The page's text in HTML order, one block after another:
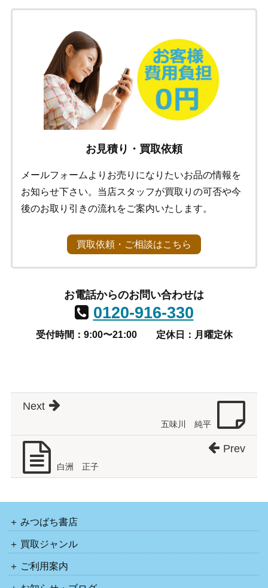
お見積り・買取依頼
メールフォームよりお売りになりたいお品の情報を
お知らせ下さい。当店スタッフが買取りの可否や今
後のお取り引きの流れをご案内いたします。
買取依頼・ご相談はこちら
お電話からのお問い合わせは
0120-916-330
受付時間：9:00〜21:00 定休日：月曜定休
五味川 純平
Next
白洲 正子
Prev
みつばち書店
買取ジャンル
ご利用案内